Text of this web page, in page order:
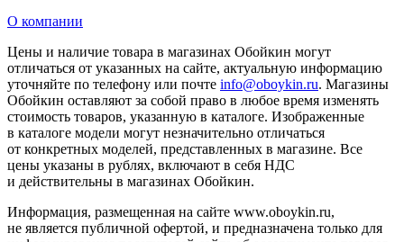
О компании
Цены и наличие товара в магазинах Обойкин могут
отличаться от указанных на сайте, актуальную информацию
уточняйте по телефону или почте info@oboykin.ru. Магазины
Обойкин оставляют за собой право в любое время изменять
стоимость товаров, указанную в каталоге. Изображенные
в каталоге модели могут незначительно отличаться
от конкретных моделей, представленных в магазине. Все
цены указаны в рублях, включают в себя НДС
и действительны в магазинах Обойкин.
Информация, размещенная на сайте www.oboykin.ru,
не является публичной офертой, и предназначена только для